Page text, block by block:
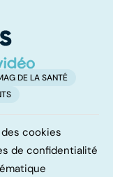
DE LA SANTÉ
cookies
de confidentialité